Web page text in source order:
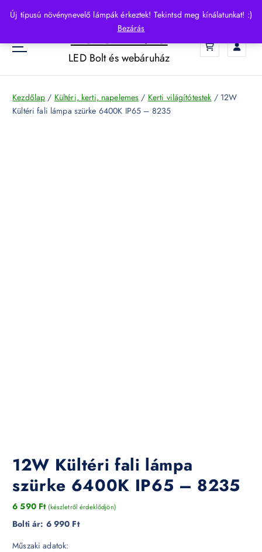
Új típusú növénynevelő lámpák érkeztek! Tekintsd meg kínálatunkat! :)
Bezárás
p
o
HelloLED.hu
LED Bolt és webáruház
Kezdőlap / Kültéri, kerti, napelemes / Kerti világítótestek / 12W
Kültéri fali lámpa szürke 6400K IP65 – 8235
12W Kültéri fali lámpa
szürke 6400K IP65 – 8235
6 590 Ft (készletről érdeklődjön)
Bolti ár: 6 990 Ft
Műszaki adatok: